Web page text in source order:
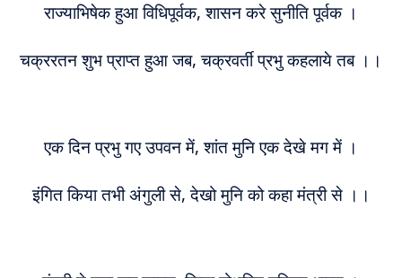
राज्याभिषेक हुआ विधिपूर्वक, शासन करे सुनीति पूर्वक ।
चक्ररतन शुभ प्राप्त हुआ जब, चक्रवर्ती प्रभु कहलाये तब ।।
एक दिन प्रभु गए उपवन में, शांत मुनि एक देखे मग में ।
इंगित किया तभी अंगुली से, देखो मुनि को कहा मंत्री से ।।